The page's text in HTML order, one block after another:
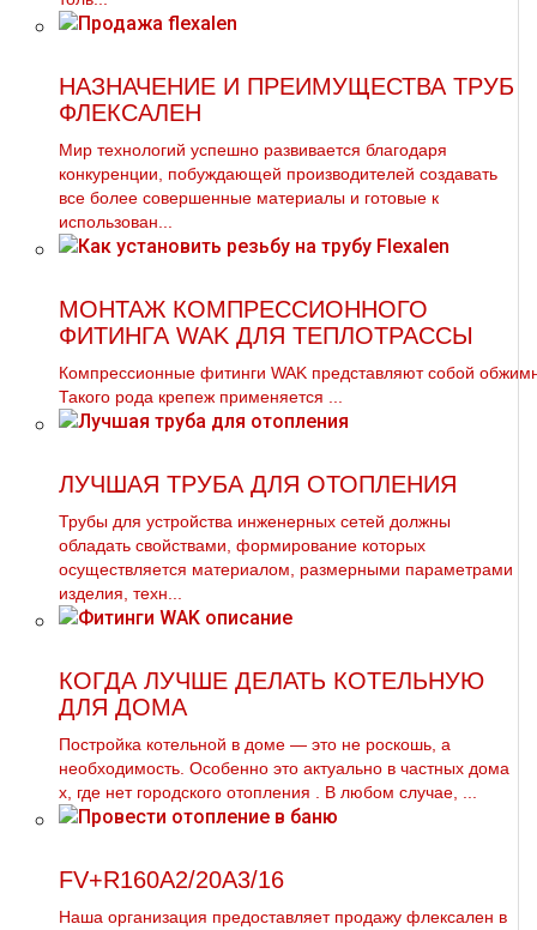
НАЗНАЧЕНИЕ И ПРЕИМУЩЕСТВА ТРУБ
ФЛЕКСАЛЕН
Мир технологий успешно развивается благодаря
конкуренции, побуждающей производителей создавать
все более совершенные материалы и готовые к
использован...
МОНТАЖ КОМПРЕССИОННОГО
ФИТИНГА WAK ДЛЯ ТЕПЛОТРАССЫ
Компрессионные фитинги WAK представляют собой
Такого рода крепеж применяется ...
ЛУЧШАЯ ТРУБА ДЛЯ ОТОПЛЕНИЯ
Трубы для устройства инженерных сетей должны
обладать свойствами, формирование которых
осуществляется материалом, размерными параметрами
изделия, техн...
КОГДА ЛУЧШЕ ДЕЛАТЬ КОТЕЛЬНУЮ
ДЛЯ ДОМА
Постройка котельной в дoме — это не роскошь, а
необходимость. Особенно это актуально в частных дoма
х, где нет городского oтoпления . В любом случае, ...
FV+R160A2/20A3/16
Наша организация предоставляет продажу флексален в